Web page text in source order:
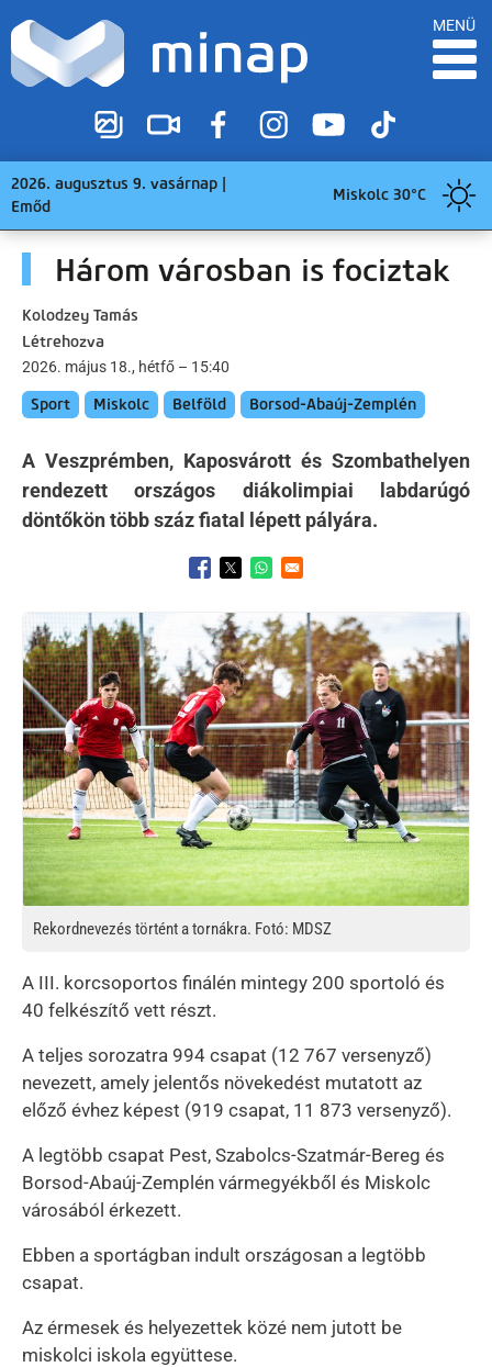
MENÜ
2026. augusztus 9. vasárnap |
Emőd
Miskolc 30°C
Három városban is fociztak
Kolodzey Tamás
Létrehozva
2026. május 18., hétfő – 15:40
Sport Miskolc Belföld Borsod-Abaúj-Zemplén
A Veszprémben, Kaposvárott és Szombathelyen
rendezett országos diákolimpiai labdarúgó
döntőkön több száz fiatal lépett pályára.
Opens in a new window
Opens in a new window
Opens in a new window
Kép
Rekordnevezés történt a tornákra. Fotó: MDSZ
A III. korcsoportos finálén mintegy 200 sportoló és
40 felkészítő vett részt.
A teljes sorozatra 994 csapat (12 767 versenyző)
nevezett, amely jelentős növekedést mutatott az
előző évhez képest (919 csapat, 11 873 versenyző).
A legtöbb csapat Pest, Szabolcs-Szatmár-Bereg és
Borsod-Abaúj-Zemplén vármegyékből és Miskolc
városából érkezett.
Ebben a sportágban indult országosan a legtöbb
csapat.
Az érmesek és helyezettek közé nem jutott be
miskolci iskola együttese.